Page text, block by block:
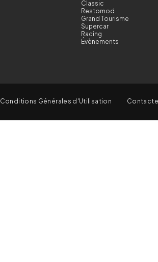
Classic
Restomod
Grand Tourisme
Supercar
Racing
Évènements
Conditions Générales d'Utilisation